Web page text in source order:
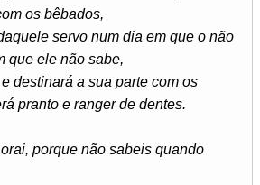
os bêbados,
servo num dia em que o não
que ele não sabe,
destinará a sua parte com os
pranto e ranger de dentes.
porque não sabeis quando